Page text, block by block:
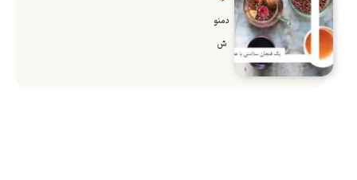
دمنو
ش